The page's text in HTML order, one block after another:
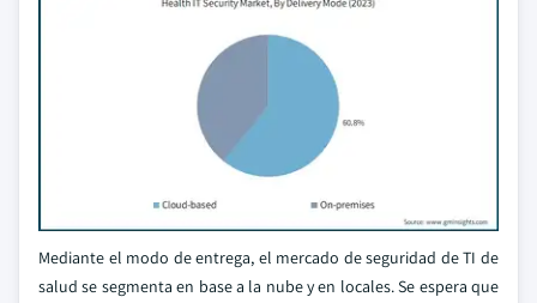
Mediante el modo de entrega, el mercado de seguridad de TI de
salud se segmenta en base a la nube y en locales. Se espera que